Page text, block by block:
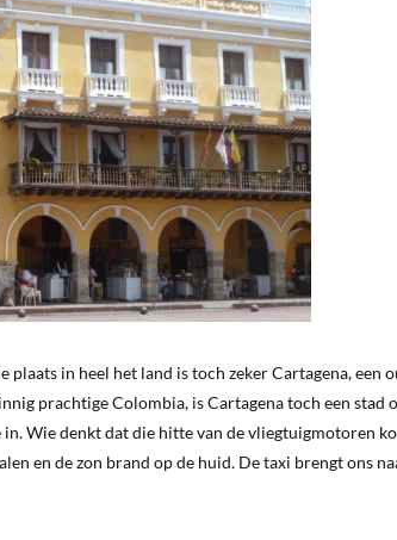
plaats in heel het land is toch zeker Cartagena, een
prachtige Colombia, is Cartagena toch een stad
Wie denkt dat die hitte van de vliegtuigmotoren
en de zon brand op de huid. De taxi brengt ons